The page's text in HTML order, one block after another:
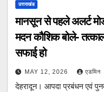
उत्तराखंड
मानसून से पहले अलर्ट
मदन कौशिक बोले- तत्काल
सफाई हो
MAY 12, 2026 एडमिन
देहरादून। आपदा प्रबंधन एवं